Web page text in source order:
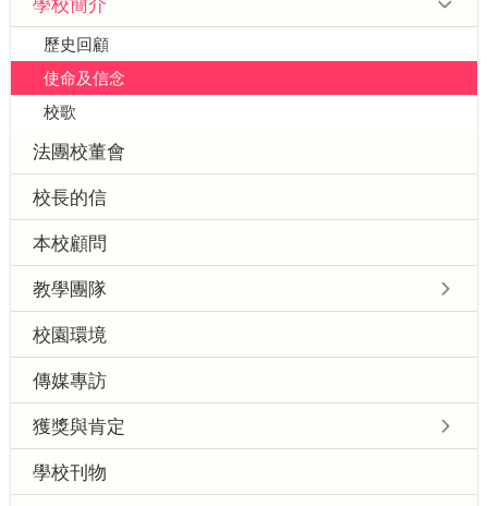
歷史回顧
使命及信念
校歌
法團校董會
校長的信
本校顧問
教學團隊
校園環境
傳媒專訪
獲獎與肯定
學校刊物